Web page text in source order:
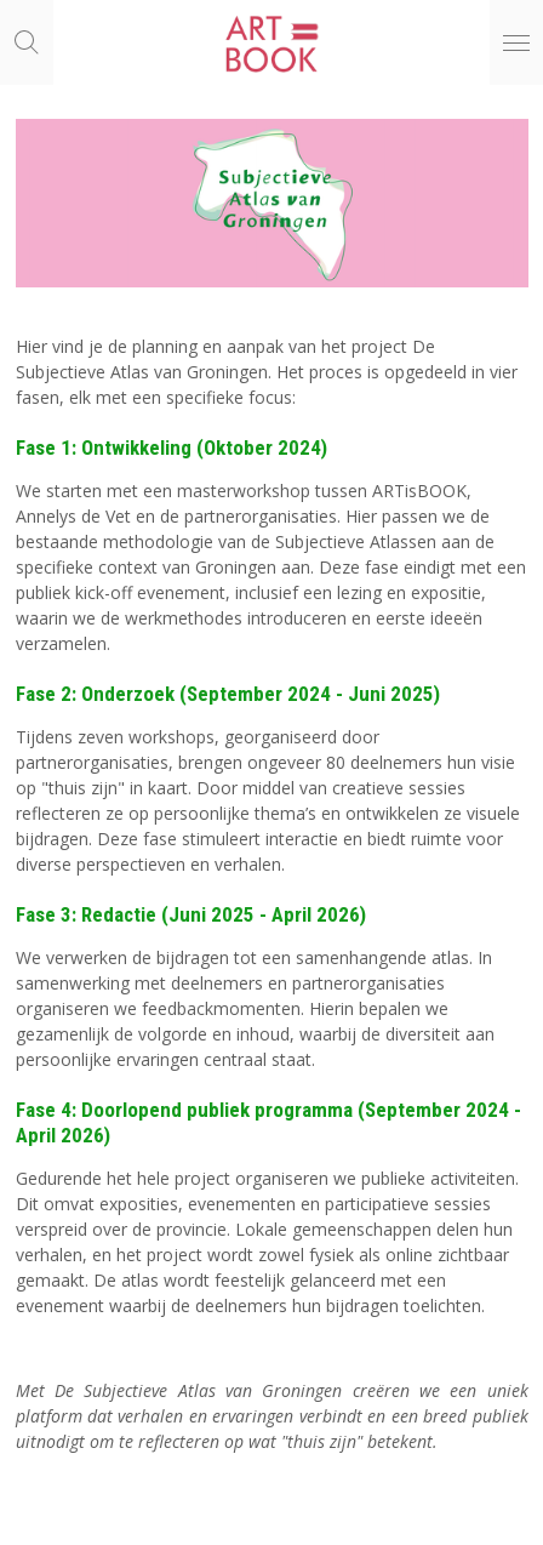
direct
hoofdinhoud
Hier vind je de planning en aanpak van het project De
Subjectieve Atlas van Groningen. Het proces is opgedeeld in vier
fasen, elk met een specifieke focus:
Fase 1: Ontwikkeling (Oktober 2024)
We starten met een masterworkshop tussen ARTisBOOK,
Annelys de Vet en de partnerorganisaties. Hier passen we de
bestaande methodologie van de Subjectieve Atlassen aan de
specifieke context van Groningen aan. Deze fase eindigt met een
publiek kick-off evenement, inclusief een lezing en expositie,
waarin we de werkmethodes introduceren en eerste ideeën
verzamelen.
Fase 2: Onderzoek (September 2024 - Juni 2025)
Tijdens zeven workshops, georganiseerd door
partnerorganisaties, brengen ongeveer 80 deelnemers hun visie
op "thuis zijn" in kaart. Door middel van creatieve sessies
reflecteren ze op persoonlijke thema’s en ontwikkelen ze visuele
bijdragen. Deze fase stimuleert interactie en biedt ruimte voor
diverse perspectieven en verhalen.
Fase 3: Redactie (Juni 2025 - April 2026)
We verwerken de bijdragen tot een samenhangende atlas. In
samenwerking met deelnemers en partnerorganisaties
organiseren we feedbackmomenten. Hierin bepalen we
gezamenlijk de volgorde en inhoud, waarbij de diversiteit aan
persoonlijke ervaringen centraal staat.
Fase 4: Doorlopend publiek programma (September 2024 -
April 2026)
Gedurende het hele project organiseren we publieke activiteiten.
Dit omvat exposities, evenementen en participatieve sessies
verspreid over de provincie. Lokale gemeenschappen delen hun
verhalen, en het project wordt zowel fysiek als online zichtbaar
gemaakt. De atlas wordt feestelijk gelanceerd met een
evenement waarbij de deelnemers hun bijdragen toelichten.
Met De Subjectieve Atlas van Groningen creëren we een uniek
platform dat verhalen en ervaringen verbindt en een breed publiek
uitnodigt om te reflecteren op wat "thuis zijn" betekent.